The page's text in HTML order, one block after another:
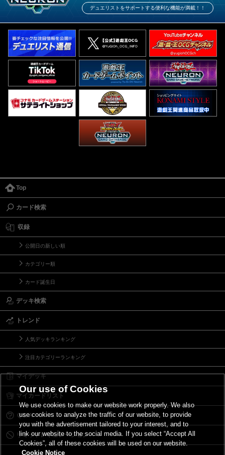
デュエリストをサポートする便利な機能が満載！！
Top
カード検索
収録
公開日の新しい順
カテゴリー順
カード誕生日
デッキ検索
トレンド
人気デッキランキング
注目カテゴリーランキング
マイデッキ
マイカードリスト
Ｑ＆Ａ
リミットレギュレーション
Our use of Cookies
We use cookies to make our website work properly. We also
use cookies to analyze the traffic of our website, to provide
you with the advertisement tailored to your interest, and to
link our website to the social media. If you select “Accept All
Cookies”, all of these cookies will be used on our website.
Cookie Notice